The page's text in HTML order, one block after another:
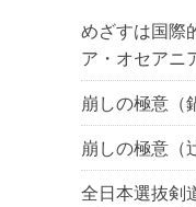
めざすは国際
ア・オセアニ
崩しの極意（
崩しの極意（
全日本選抜剣